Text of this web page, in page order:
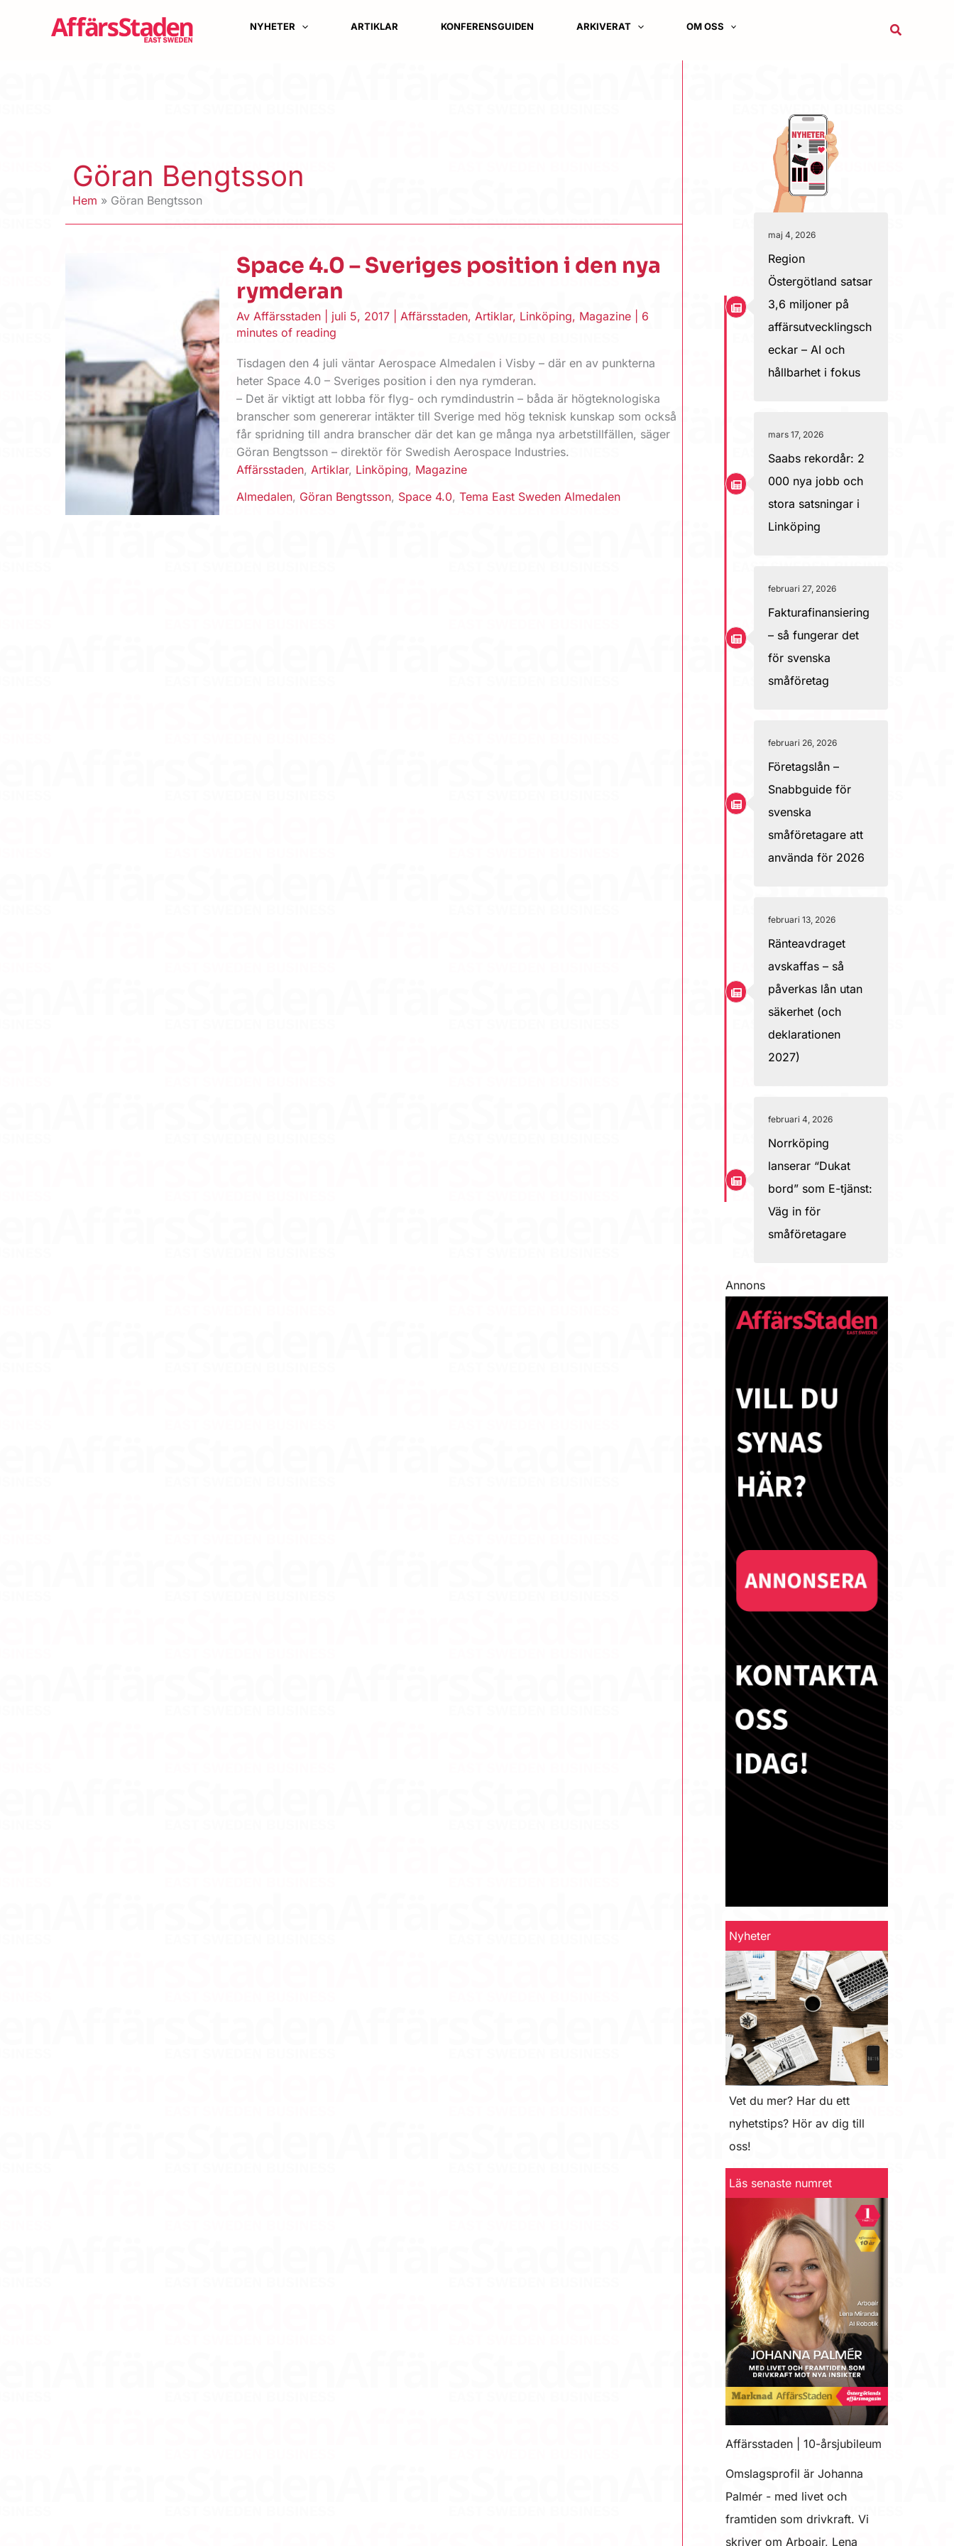
NYHETER ARTIKLAR KONFERENSGUIDEN ARKIVERAT OM OSS Sök
Göran Bengtsson
Hem Göran Bengtsson
Space 4.0 – Sveriges position i den nya
rymderan
AvAffärsstaden juli 5, 2017 |Affärsstaden,Artiklar, Linköping, Magazine
6
minutes of reading
Tisdagen den 4 juli väntar Aerospace Almedalen i Visby – där en av punkterna
heter Space 4.0 – Sveriges position i den nya rymderan.
– Det är viktigt att lobba för flyg- och rymdindustrin – båda är högteknologiska
branscher som genererar intäkter till Sverige med hög teknisk kunskap som också
får spridning till andra branscher där det kan ge många nya arbetstillfällen, säger
Göran Bengtsson – direktör för Swedish Aerospace Industries.
Affärsstaden,Artiklar, Linköping, Magazine
Almedalen, Göran Bengtsson, Space 4.0,Tema East Sweden Almedalen
maj 4, 2026
Region
Östergötland satsar
3,6 miljoner på
affärsutvecklingsch
eckar – AI och
hållbarhet i fokus
mars 17, 2026
Saabs rekordår: 2
000 nya jobb och
stora satsningar i
Linköping
februari 27, 2026
Fakturafinansiering
– så fungerar det
för svenska
småföretag
februari 26, 2026
Företagslån –
Snabbguide för
svenska
småföretagare att
använda för 2026
februari 13, 2026
Ränteavdraget
avskaffas – så
påverkas lån utan
säkerhet (och
deklarationen
2027)
februari 4, 2026
Norrköping
lanserar “Dukat
bord” som E-tjänst:
Väg in för
småföretagare
Annons
Nyheter
Vet du mer? Har du ett
nyhetstips? Hör av dig till
oss!
Läs senaste numret
Affärsstaden | 10-årsjubileum
Omslagsprofil är Johanna
Palmér - med livet och
framtiden som drivkraft. Vi
skriver om Arboair, Lena